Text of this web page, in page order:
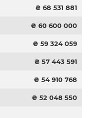
₴ 68 531 881
₴ 60 600 000
₴ 59 324 059
₴ 57 443 591
₴ 54 910 768
₴ 52 048 550